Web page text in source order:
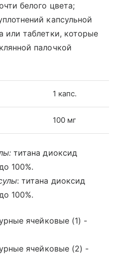
белого цвета;
капсульной
или таблетки, которые
палочкой
1 капс.
100 мг
титана диоксид
100%.
: титана диоксид
100%.
ячейковые (1) -
ячейковые (2) -